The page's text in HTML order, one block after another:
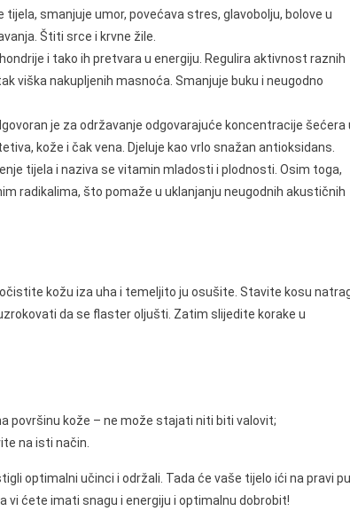
smanjuje umor, povećava stres, glavobolju, bolove u
Štiti srce i krvne žile.
i tako ih pretvara u energiju. Regulira aktivnost raznih
viška nakupljenih masnoća. Smanjuje buku i neugodno
je za održavanje odgovarajuće koncentracije šećera
kože i čak vena. Djeluje kao vrlo snažan antioksidans.
tijela i naziva se vitamin mladosti i plodnosti. Osim toga,
radikalima, što pomaže u uklanjanju neugodnih akustičnih
kožu iza uha i temeljito ju osušite. Stavite kosu
da se flaster oljušti. Zatim slijedite korake u
površinu kože – ne može stajati niti biti valovit;
na isti način.
optimalni učinci i održali. Tada će vaše tijelo ići na pravi
vi ćete imati snagu i energiju i optimalnu dobrobit!